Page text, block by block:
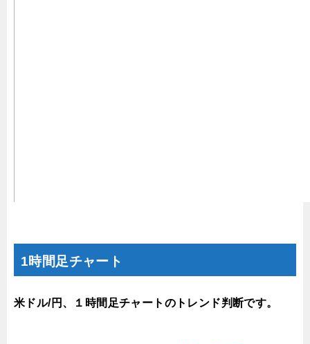
1時間足チャート
米ドル/円、１時間足チャートのトレンド判断です。